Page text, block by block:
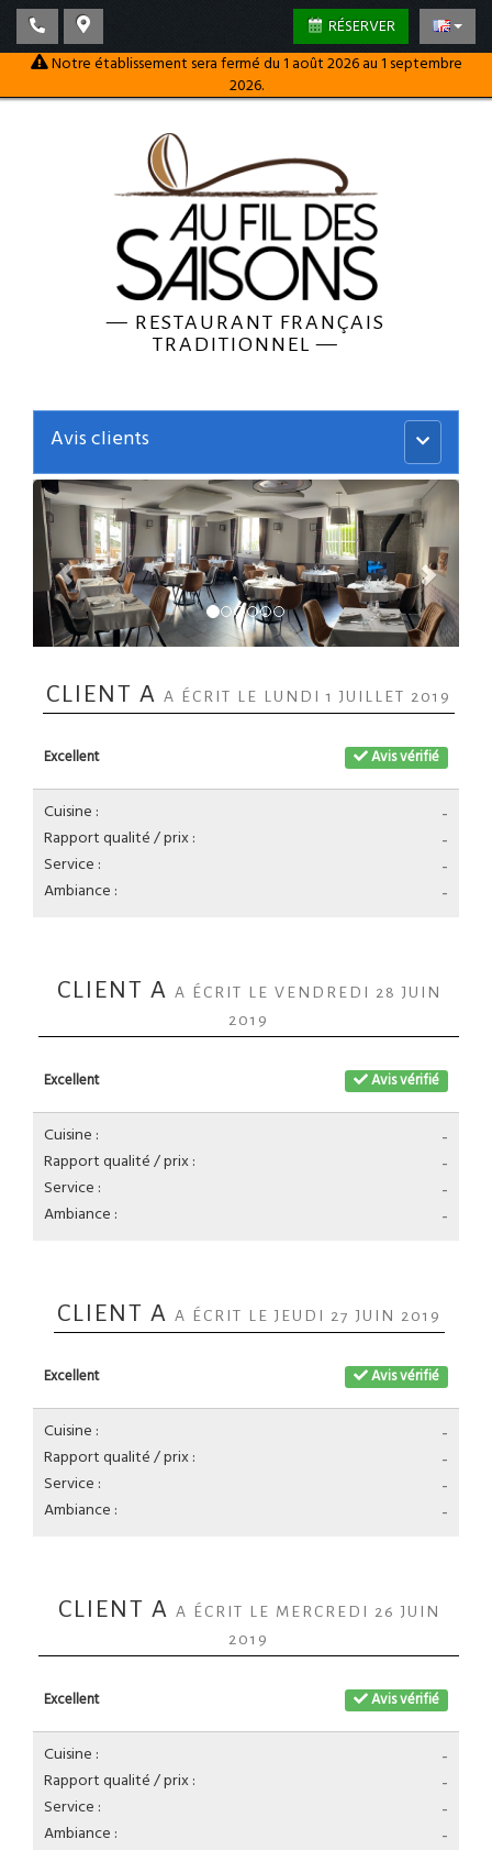
RÉSERVER
Notre établissement sera fermé du 1 août 2026 au 1 septembre
2026.
— RESTAURANT FRANÇAIS
TRADITIONNEL—
Menu
principal
Avis clients
CLIENT A A ÉCRIT LE LUNDI 1 JUILLET 2019
Avis vérifié
Excellent
-
Cuisine :
-
Rapport qualité / prix :
-
Service :
-
Ambiance :
CLIENT A A ÉCRIT LE VENDREDI 28 JUIN
2019
Avis vérifié
Excellent
-
Cuisine :
-
Rapport qualité / prix :
-
Service :
-
Ambiance :
CLIENT A A ÉCRIT LE JEUDI 27 JUIN 2019
Avis vérifié
Excellent
-
Cuisine :
-
Rapport qualité / prix :
-
Service :
-
Ambiance :
CLIENT A A ÉCRIT LE MERCREDI 26 JUIN
2019
Avis vérifié
Excellent
-
Cuisine :
-
Rapport qualité / prix :
-
Service :
-
Ambiance :